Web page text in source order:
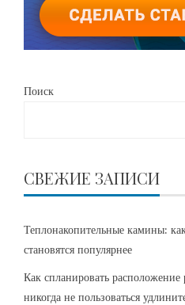
Поиск
СВЕЖИЕ ЗАПИСИ
Теплонакопительные камины:
становятся популярнее
Как спланировать
никогда не пользоваться